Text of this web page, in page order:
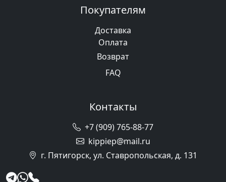
Покупателям
Доставка
Оплата
Возврат
FAQ
Контакты
+7 (909) 765-88-77
kippiep@mail.ru
г. Пятигорск, ул. Ставропольская, д. 131